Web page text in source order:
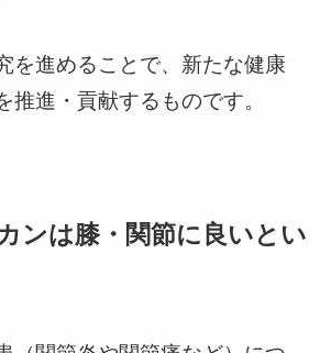
を進めることで、新たな健康
推進・貢献するものです。
ンは膝・関節に良いとい